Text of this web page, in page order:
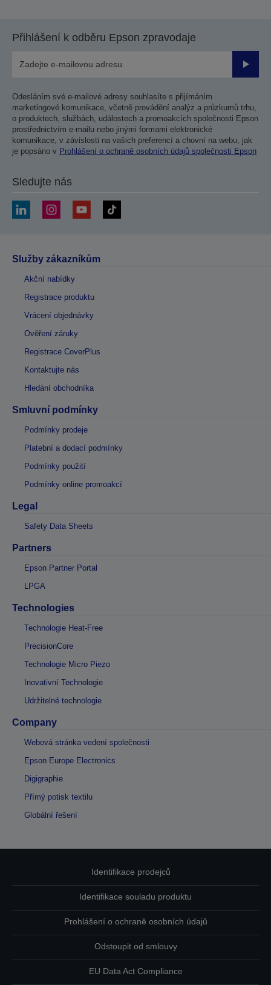
Přihlášení k odběru Epson zpravodaje
Odesláním své e-mailové adresy souhlasíte s přijímáním
marketingové komunikace, včetně provádění analýz a průzkumů trhu,
o produktech, službách, událostech a promoakcích společnosti Epson
prostřednictvím e-mailu nebo jinými formami elektronické
komunikace, v závislosti na vašich preferencí a chovní na webu, jak
je popsáno v Prohlášení o ochraně osobních údajů společnosti Epson
Sledujte nás
Služby zákazníkům
Akční nabídky
Registrace produktu
Vrácení objednávky
Ověření záruky
Registrace CoverPlus
Kontaktujte nás
Hledání obchodníka
Smluvní podmínky
Podmínky prodeje
Platební a dodací podmínky
Podmínky použití
Podmínky online promoakcí
Legal
Safety Data Sheets
Partners
Epson Partner Portal
LPGA
Technologies
Technologie Heat-Free
PrecisionCore
Technologie Micro Piezo
Inovativní Technologie
Udržitelné technologie
Company
Webová stránka vedení společnosti
Epson Europe Electronics
Digigraphie
Přímý potisk textilu
Globální řešení
Identifikace prodejců
Identifikace souladu produktu
Prohlášení o ochraně osobních údajů
Odstoupit od smlouvy
EU Data Act Compliance